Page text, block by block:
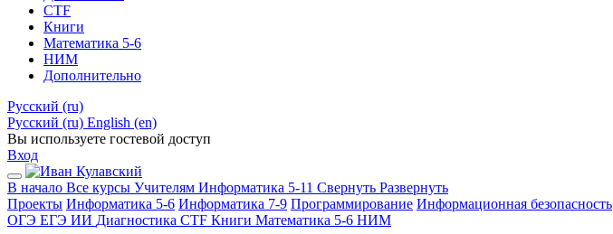
CTF
Книги
Математика 5-6
НИМ
Дополнительно
Русский ‎(ru)‎
Русский ‎(ru)‎ English ‎(en)‎
Вы используете гостевой доступ
Вход
В начало Все курсы Учителям Информатика 5-11 Свернуть Развернуть
Проекты Информатика 5-6 Информатика 7-9 Программирование Информационная безопасность
ОГЭ ЕГЭ ИИ Диагностика CTF Книги Математика 5-6 НИМ